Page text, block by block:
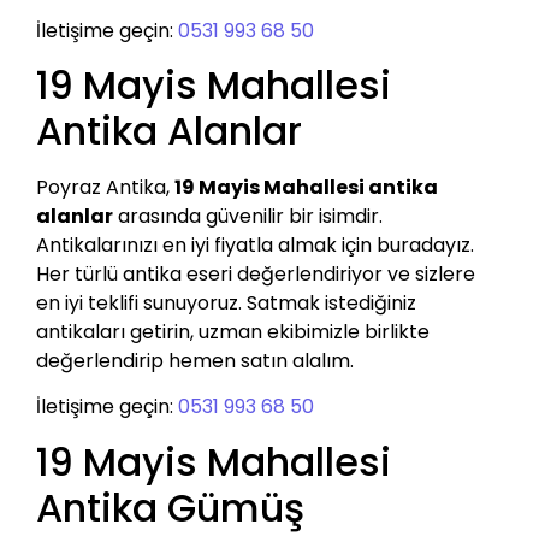
İletişime geçin: 0531 993 68 50
19 Mayis Mahallesi
Antika Alanlar
Poyraz Antika,19 Mayis Mahallesi antika
alanlararasında güvenilir bir isimdir.
Antikalarınızı en iyi fiyatla almak için buradayız.
Her türlü antika eseri değerlendiriyor ve sizlere
en iyi teklifi sunuyoruz. Satmak istediğiniz
antikaları getirin, uzman ekibimizle birlikte
değerlendirip hemen satın alalım.
İletişime geçin: 0531 993 68 50
19 Mayis Mahallesi
Antika Gümüş